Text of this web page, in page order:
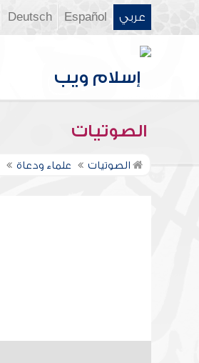
عربي Español
Deutsch
الصوتيات
الصوتيات علماء ودعاة